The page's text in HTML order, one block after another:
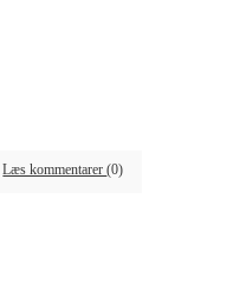
Læs kommentarer(0)